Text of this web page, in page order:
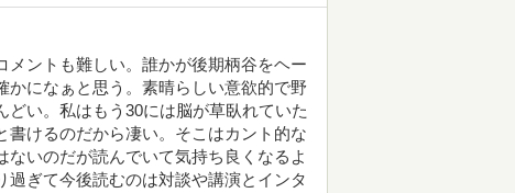
ントも難しい。誰かが後期柄谷をヘー
になぁと思う。素晴らしい意欲的で野
い。私はもう30には脳が草臥れていた
けるのだから凄い。そこはカント的な
いのだが読んでいて気持ち良くなるよ
ぎて今後読むのは対談や講演とインタ